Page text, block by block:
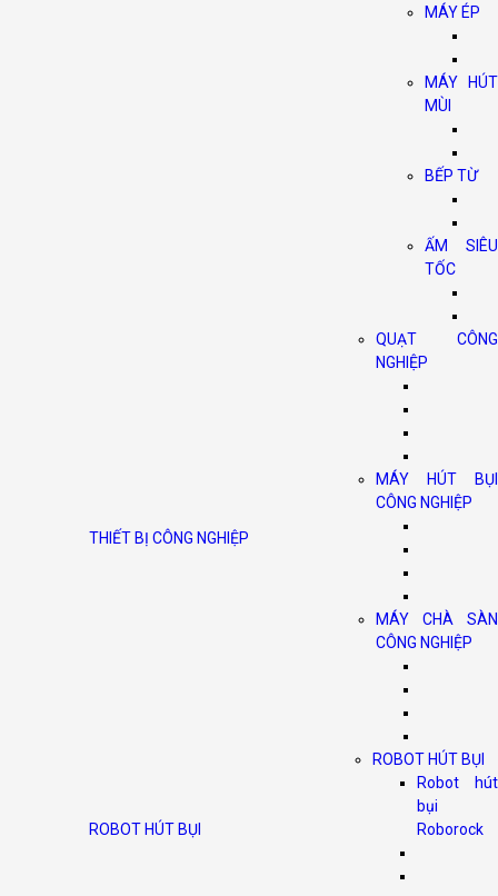
MÁY ÉP
MÁY HÚT
MÙI
BẾP TỪ
ẤM SIÊU
TỐC
THIẾT BỊ CÔNG NGHIỆP
QUẠT CÔNG
NGHIỆP
MÁY HÚT BỤI
CÔNG NGHIỆP
MÁY CHÀ SÀN
CÔNG NGHIỆP
ROBOT HÚT BỤI
ROBOT HÚT BỤI
Robot hút
bụi
Roborock